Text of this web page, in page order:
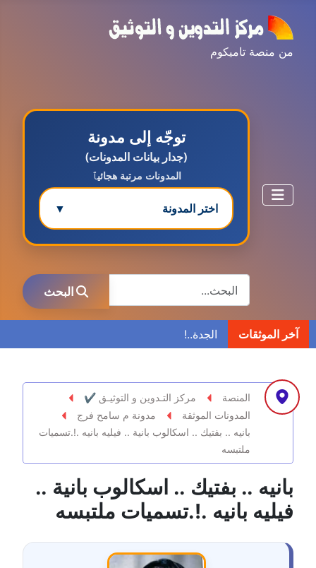
من منصة تاميكوم
توجّه إلى مدونة
(جدار بيانات المدونات)
المدونات مرتبة هجائيٱ
اختر المدونة ▼
مدونة ابراهيم البراعم
عاملة
مدونة احمد ابراهيم
عاملة
مدونة أحمد أبو الدهب
عاملة
عاملة
البحث
البحث
آخر الموثقات
المنصة
مركز التـدوين و التوثيـق ✔
المدونات الموثقة
مدونة م سامح فرج
بانيه .. بفتيك .. اسكالوب بانية .. فيليه بانيه .!.تسميات
ملتبسه
بانيه .. بفتيك .. اسكالوب بانية ..
فيليه بانيه .!.تسميات ملتبسه